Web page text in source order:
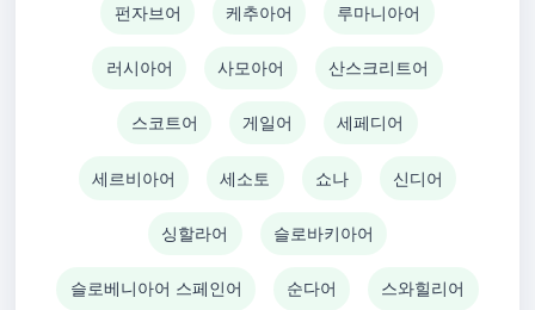
펀자브어 케추아어 루마니아어
러시아어 사모아어 산스크리트어
스코트어 게일어 세페디어
세르비아어 세소토 쇼나 신디어
싱할라어 슬로바키아어
슬로베니아어 스페인어 순다어 스와힐리어